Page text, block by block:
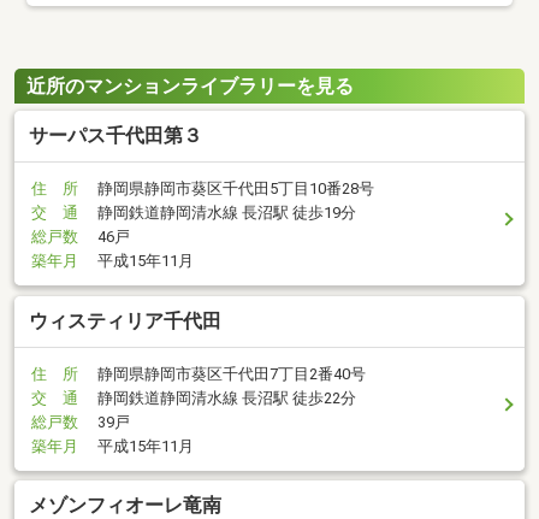
近所のマンションライブラリーを見る
サーパス千代田第３
住 所
静岡県静岡市葵区千代田5丁目10番28号
交 通
静岡鉄道静岡清水線 長沼駅 徒歩19分
総戸数
46戸
築年月
平成15年11月
ウィスティリア千代田
住 所
静岡県静岡市葵区千代田7丁目2番40号
交 通
静岡鉄道静岡清水線 長沼駅 徒歩22分
総戸数
39戸
築年月
平成15年11月
メゾンフィオーレ竜南